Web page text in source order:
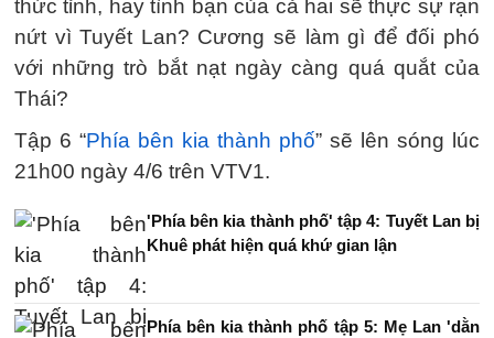
thức tỉnh, hay tình bạn của cả hai sẽ thực sự rạn
nứt vì Tuyết Lan? Cương sẽ làm gì để đối phó
với những trò bắt nạt ngày càng quá quắt của
Thái?
Tập 6 “Phía bên kia thành phố” sẽ lên sóng lúc
21h00 ngày 4/6 trên VTV1.
'Phía bên kia thành phố' tập 4: Tuyết Lan bị
Khuê phát hiện quá khứ gian lận
Phía bên kia thành phố tập 5: Mẹ Lan 'dằn